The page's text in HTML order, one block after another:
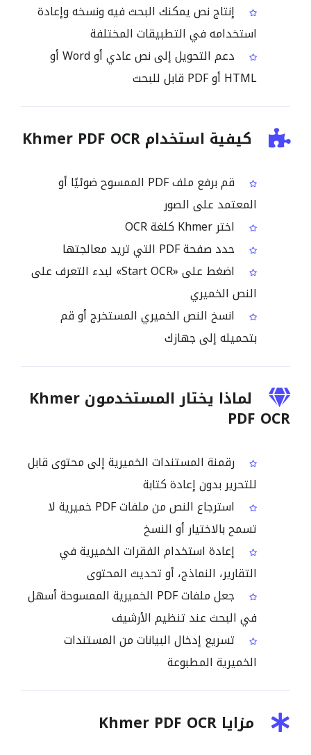
إنتاج نص يمكنك البحث فيه ونسخه وإعادة
استخدامه في التطبيقات المختلفة
دعم التحويل إلى نص عادي أو Word أو
HTML أو PDF قابل للبحث
كيفية استخدام Khmer PDF OCR
قم برفع ملف PDF الممسوح ضوئيًا أو
المعتمد على الصور
اختر Khmer كلغة OCR
حدد صفحة PDF التي تريد معالجتها
اضغط على «Start OCR» لبدء التعرف على
النص الخميري
انسخ النص الخميري المستخرج أو قم
بتحميله إلى جهازك
لماذا يختار المستخدمون Khmer
PDF OCR
رقمنة المستندات الخميرية إلى محتوى قابل
للتحرير بدون إعادة كتابة
استرجاع النص من ملفات PDF خميرية لا
تسمح بالاختيار أو النسخ
إعادة استخدام الفقرات الخميرية في
التقارير، النماذج، أو تحديث المحتوى
جعل ملفات PDF الخميرية الممسوحة أسهل
في البحث عند تنظيم الأرشيف
تسريع إدخال البيانات من المستندات
الخميرية المطبوعة
مزايا Khmer PDF OCR